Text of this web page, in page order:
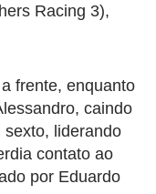
Racing 3),
frente, enquanto
caindo
sexto, liderando
contato ao
por Eduardo